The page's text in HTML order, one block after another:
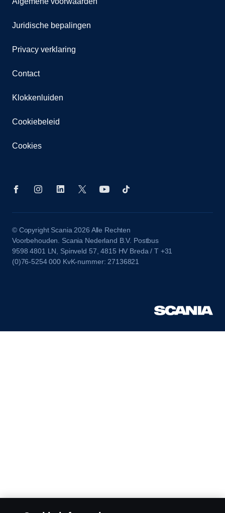
Juridische bepalingen
Privacy verklaring
Contact
Klokkenluiden
Cookiebeleid
Cookies
© Copyright Scania 2026 Alle Rechten
Voorbehouden. Scania Nederland B.V. Postbus
9598 4801 LN, Spinveld 57, 4815 HV Breda / T +31
(0)76-5254 000 KvK-nummer: 27136821